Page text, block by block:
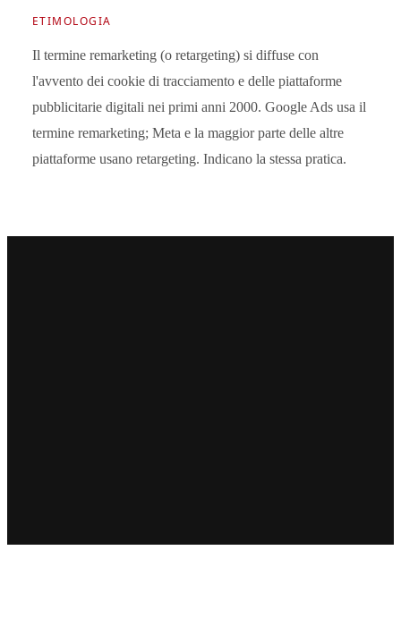
ETIMOLOGIA
Il termine remarketing (o retargeting) si diffuse con
l'avvento dei cookie di tracciamento e delle piattaforme
pubblicitarie digitali nei primi anni 2000. Google Ads usa il
termine remarketing; Meta e la maggior parte delle altre
piattaforme usano retargeting. Indicano la stessa pratica.